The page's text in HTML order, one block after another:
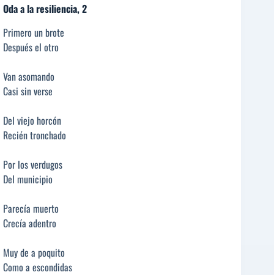
Oda a la resiliencia, 2
Primero un brote
Después el otro
Van asomando
Casi sin verse
Del viejo horcón
Recién tronchado
Por los verdugos
Del municipio
Parecía muerto
Crecía adentro
Muy de a poquito
Como a escondidas